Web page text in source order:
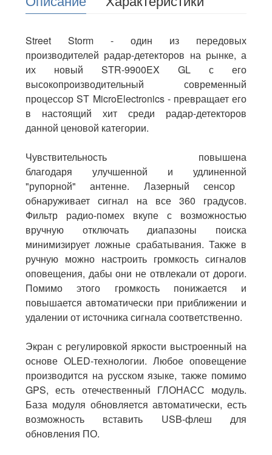
Street Storm - один из
передовых
производителей радар-детекторов на рынке, а
их
новый STR-9900EX GL с
его
высокопроизводительный
современный
процессор ST MicroElectronics- превращает его
в
настоящий хит среди радар-детекторов
данной ценовой категории.
Чувствительность
повышена
благодаряулучшенной и
удлиненной
"рупорной"антенне. Лазерный
сенсор
обнаруживает сигнал на все 360 градусов.
Фильтр
радио-помех вкупе с
возможностью
вручную
отключать диапазоны
поиска
минимизирует ложные срабатывания. Также в
ручную можно настроить громкость сигналов
оповещения, дабы они не отвлекали от дороги.
Помимо
этого громкость понижается
и
повышается автоматически при приближении и
удалении от источникасигналасоответственно.
Экран с регулировкой яркости выстроенный на
основе OLED-технологии. Любое оповещение
производится на русском языке, также помимо
GPS,есть отечественный ГЛОНАСС модуль.
База модуля обновляется автоматически, есть
возможность
вставить USB-флеш
для
обновления ПО.